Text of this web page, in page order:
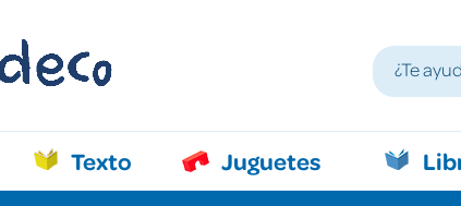
Texto Juguetes